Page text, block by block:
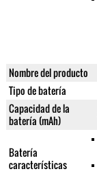
Nombre del producto
Tipo de batería
Capacidad de la
batería (mAh)
Batería
características